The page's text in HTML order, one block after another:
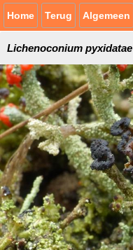
Home Terug Algemeen
Lichenoconium pyxidatae